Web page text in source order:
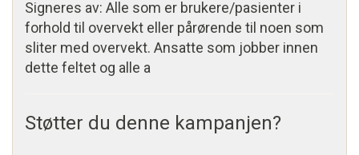
Signeres av: Alle som er brukere/pasienter i
forhold til overvekt eller pårørende til noen som
sliter med overvekt. Ansatte som jobber innen
dette feltet og alle a
Støtter du denne kampanjen?